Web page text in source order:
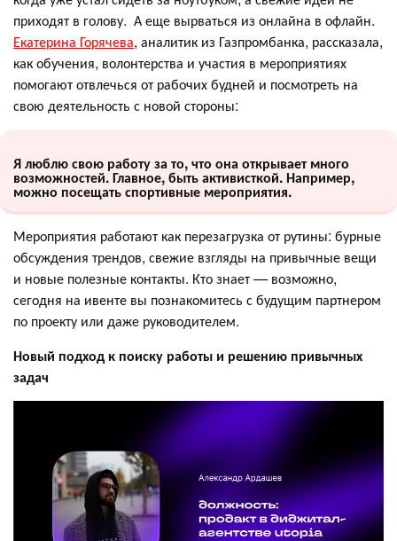
приходят в голову. А еще вырваться из онлайна в офлайн.
Екатерина Горячева, аналитик из Газпромбанка, рассказала,
как обучения, волонтерства и участия в мероприятиях
помогают отвлечься от рабочих будней и посмотреть на
свою деятельность с новой стороны:
Я люблю свою работу за то, что она открывает много
возможностей. Главное, быть активисткой. Например,
можно посещать спортивные мероприятия.
Мероприятия работают как перезагрузка от рутины: бурные
обсуждения трендов, свежие взгляды на привычные вещи
и новые полезные контакты. Кто знает — возможно,
сегодня на ивенте вы познакомитесь с будущим партнером
по проекту или даже руководителем.
Новый подход к поиску работы и решению привычных
задач